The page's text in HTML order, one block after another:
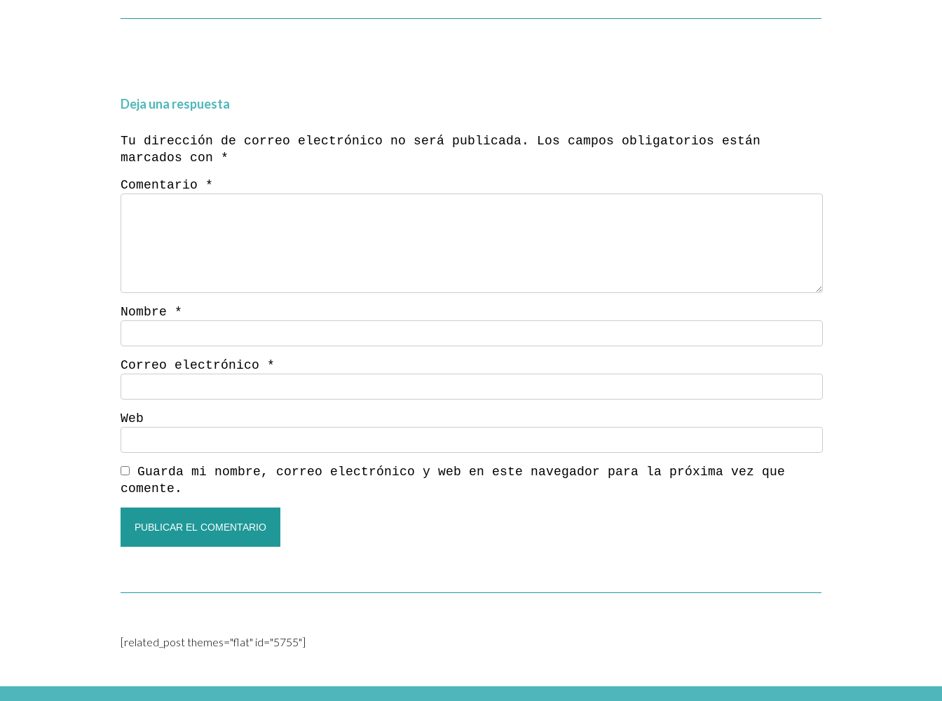
Deja una respuesta
Tu dirección de correo electrónico no será publicada.
Los campos obligatorios están
marcados con *
Comentario *
Nombre *
Correo electrónico *
Web
Guarda mi nombre, correo electrónico y web en este navegador para la próxima vez que
comente.
[related_post themes="flat" id="5755"]